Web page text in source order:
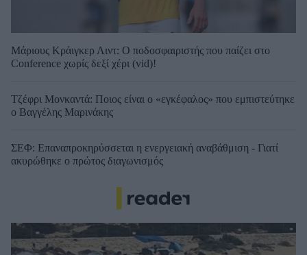
Μάριους Κράιγκερ Λιντ: Ο ποδοσφαιριστής που παίζει στο
Conference χωρίς δεξί χέρι (vid)!
Τζέφρι Μονκαντά: Ποιος είναι ο «εγκέφαλος» που εμπιστεύτηκε
ο Βαγγέλης Μαρινάκης
ΣΕΦ: Επαναπροκηρύσσεται η ενεργειακή αναβάθμιση - Γιατί
ακυρώθηκε ο πρώτος διαγωνισμός